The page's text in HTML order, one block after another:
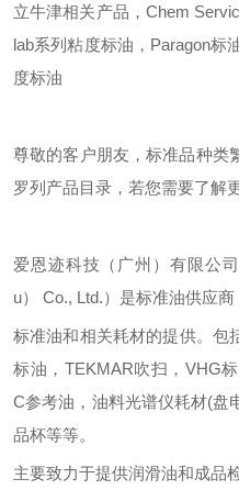
立牛津相关产品，Chem
lab系列粘度标油，Paragon标
度标油
尊敬的客户朋友，标准品种类
罗列产品目录，若您需要了解
爱恩迹科技（广州）有限公
u） Co., Ltd.）是标准油供应商
标准油和相关耗材的提供。包
标油，TEKMAR吹扫，VHG
C参考油，油料光谱仪耗材(盘
品杯等等。
主要致力于提供润滑油和成品